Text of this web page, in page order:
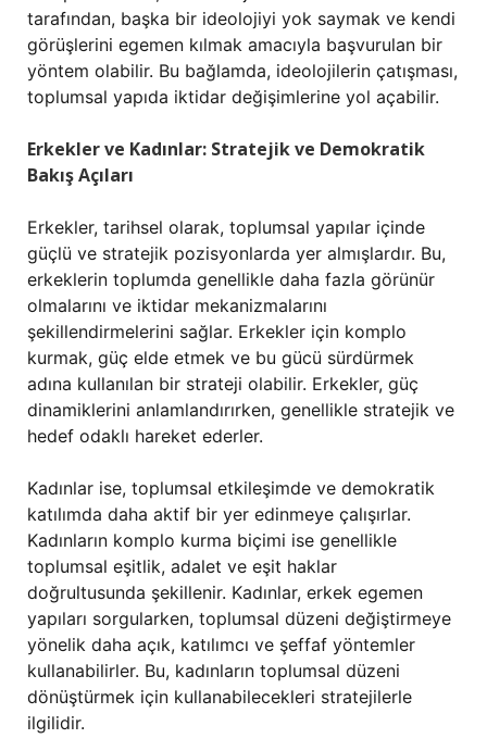
tarafından, başka bir ideolojiyi yok saymak ve kendi
görüşlerini egemen kılmak amacıyla başvurulan bir
yöntem olabilir. Bu bağlamda, ideolojilerin çatışması,
toplumsal yapıda iktidar değişimlerine yol açabilir.
Erkekler ve Kadınlar: Stratejik ve Demokratik
Bakış Açıları
Erkekler, tarihsel olarak, toplumsal yapılar içinde
güçlü ve stratejik pozisyonlarda yer almışlardır. Bu,
erkeklerin toplumda genellikle daha fazla görünür
olmalarını ve iktidar mekanizmalarını
şekillendirmelerini sağlar. Erkekler için komplo
kurmak, güç elde etmek ve bu gücü sürdürmek
adına kullanılan bir strateji olabilir. Erkekler, güç
dinamiklerini anlamlandırırken, genellikle stratejik ve
hedef odaklı hareket ederler.
Kadınlar ise, toplumsal etkileşimde ve demokratik
katılımda daha aktif bir yer edinmeye çalışırlar.
Kadınların komplo kurma biçimi ise genellikle
toplumsal eşitlik, adalet ve eşit haklar
doğrultusunda şekillenir. Kadınlar, erkek egemen
yapıları sorgularken, toplumsal düzeni değiştirmeye
yönelik daha açık, katılımcı ve şeffaf yöntemler
kullanabilirler. Bu, kadınların toplumsal düzeni
dönüştürmek için kullanabilecekleri stratejilerle
ilgilidir.